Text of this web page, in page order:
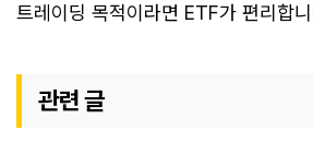
트레이딩 목적이라면 ETF가 편리합
관련 글